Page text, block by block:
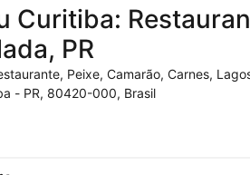
Curitiba:
PR
Peixe, Camarão, Carnes,
- PR, 80420-000, Brasil